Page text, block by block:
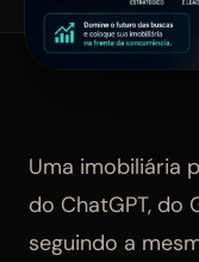
Uma imobiliária
do ChatGPT, do
seguindo a